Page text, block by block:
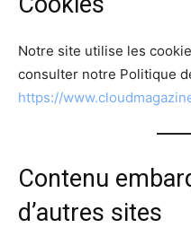
Notre site utilise les
consulter notre Politique
https://
Contenu
d’autres sites